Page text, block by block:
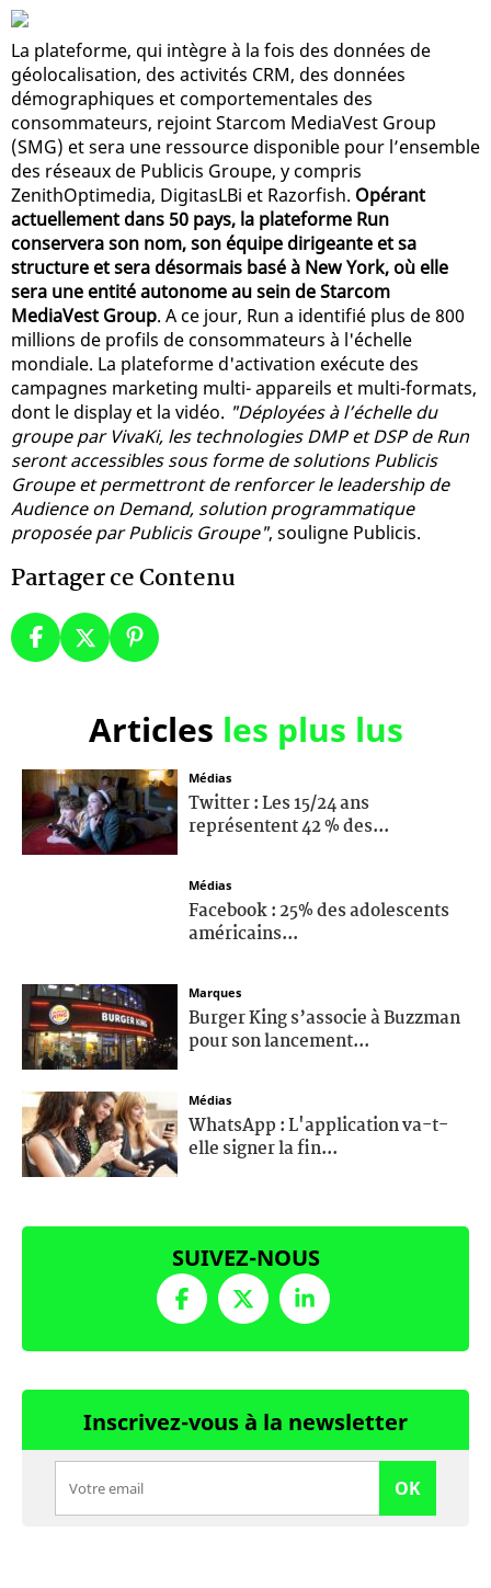
La plateforme, qui intègre à la fois des données de
géolocalisation, des activités CRM, des données
démographiques et comportementales des
consommateurs, rejoint Starcom MediaVest Group
(SMG) et sera une ressource disponible pour l’ensemble
des réseaux de Publicis Groupe, y compris
ZenithOptimedia, DigitasLBi et Razorfish. Opérant
actuellement dans 50 pays, la plateforme Run
conservera son nom, son équipe dirigeante et sa
structure et sera désormais basé à New York, où elle
sera une entité autonome au sein de Starcom
MediaVest Group. A ce jour, Run a identifié plus de 800
millions de profils de consommateurs à l'échelle
mondiale. La plateforme d'activation exécute des
campagnes marketing multi- appareils et multi-formats,
dont le display et la vidéo. "Déployées à l’échelle du
groupe par VivaKi, les technologies DMP et DSP de Run
seront accessibles sous forme de solutions Publicis
Groupe et permettront de renforcer le leadership de
Audience on Demand, solution programmatique
proposée par Publicis Groupe", souligne Publicis.
Partager ce Contenu
Articles les plus lus
Médias
Twitter : Les 15/24 ans
représentent 42 % des...
Médias
Facebook : 25% des adolescents
américains...
Marques
Burger King s’associe à Buzzman
pour son lancement...
Médias
WhatsApp : L'application va-t-
elle signer la fin...
SUIVEZ-NOUS
Inscrivez-vous à la newsletter
OK